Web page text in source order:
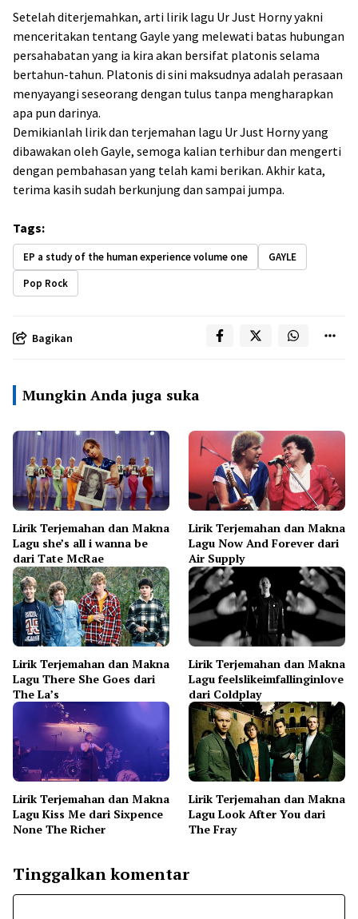
Setelah diterjemahkan, arti lirik lagu Ur Just Horny yakni
menceritakan tentang Gayle yang melewati batas hubungan
persahabatan yang ia kira akan bersifat platonis selama
bertahun-tahun. Platonis di sini maksudnya adalah perasaan
menyayangi seseorang dengan tulus tanpa mengharapkan
apa pun darinya.
Demikianlah lirik dan terjemahan lagu Ur Just Horny yang
dibawakan oleh Gayle, semoga kalian terhibur dan mengerti
dengan pembahasan yang telah kami berikan. Akhir kata,
terima kasih sudah berkunjung dan sampai jumpa.
Tags:
EP a study of the human experience volume one
GAYLE
Pop Rock
Bagikan
Mungkin Anda juga suka
Lirik Terjemahan dan Makna
Lagu she’s all i wanna be
dari Tate McRae
Lirik Terjemahan dan Makna
Lagu Now And Forever dari
Air Supply
Lirik Terjemahan dan Makna
Lagu There She Goes dari
The La’s
Lirik Terjemahan dan Makna
Lagu feelslikeimfallinginlove
dari Coldplay
Lirik Terjemahan dan Makna
Lagu Kiss Me dari Sixpence
None The Richer
Lirik Terjemahan dan Makna
Lagu Look After You dari
The Fray
Tinggalkan komentar
Komentar